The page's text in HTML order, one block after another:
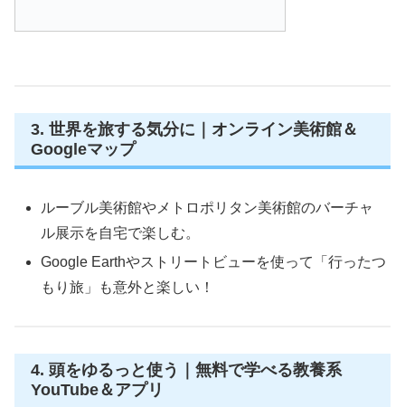
3. 世界を旅する気分に｜オンライン美術館＆
Googleマップ
ルーブル美術館やメトロポリタン美術館のバーチャ
ル展示を自宅で楽しむ。
Google Earthやストリートビューを使って「行ったつ
もり旅」も意外と楽しい！
4. 頭をゆるっと使う｜無料で学べる教養系
YouTube＆アプリ